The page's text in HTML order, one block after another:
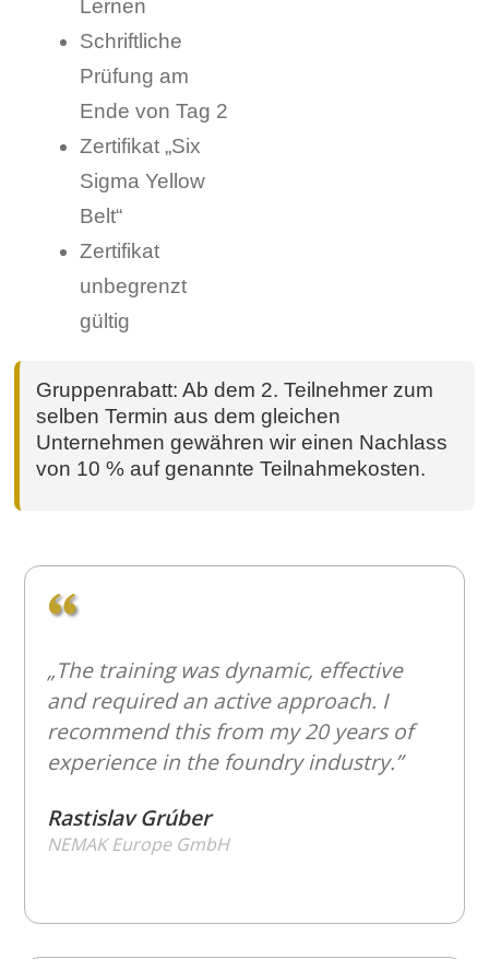
Lernen
Schriftliche
Prüfung am
Ende von Tag 2
Zertifikat „Six
Sigma Yellow
Belt“
Zertifikat
unbegrenzt
gültig
Gruppenrabatt: Ab dem 2. Teilnehmer zum
selben Termin aus dem gleichen
Unternehmen gewähren wir einen Nachlass
von 10 % auf genannte Teilnahmekosten.
„The training was dynamic, effective
and required an active approach. I
recommend this from my 20 years of
experience in the foundry industry.”
Rastislav Grúber
NEMAK Europe GmbH